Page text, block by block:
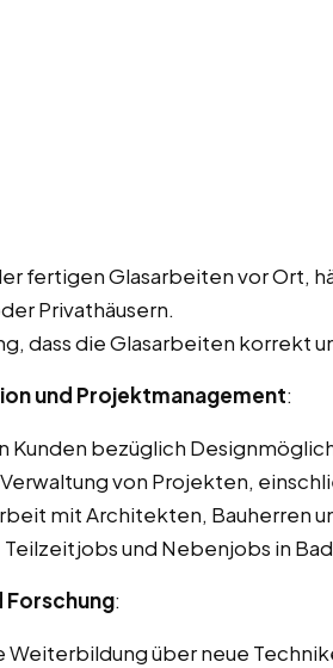
fertigen Glasarbeiten vor Ort,
Privathäusern.
dass die Glasarbeiten korrekt
und Projektmanagement:
Kunden bezüglich
Verwaltung von Projekten,
mit Architekten, Bauherren
und Nebenjobs in
Forschung:
Weiterbildung über neue